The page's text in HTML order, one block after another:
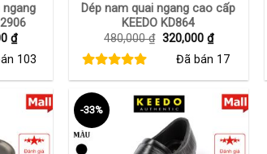
ngang
₫Giá
hiện
tại
460,000 ₫.
103
Dép nam quai ngang cao cấp
KEEDO KD864
480,000₫ Giá
320,000 ₫Giá
hiện
tại
320,000 ₫.
Đã bán 17
-33%